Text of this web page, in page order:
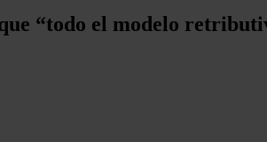
“todo el modelo